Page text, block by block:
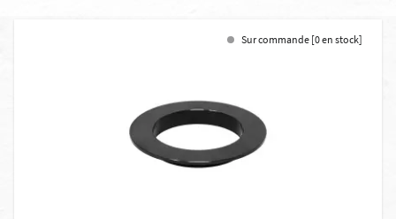
Sur commande [0 en stock]